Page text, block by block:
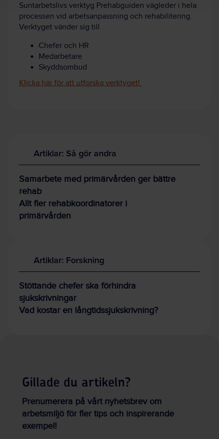
Suntarbetslivs verktyg Prehabguiden vägleder i hela
processen vid arbetsanpassning och rehabilitering.
Verktyget vänder sig till
Chefer och HR
Medarbetare
Skyddsombud
Klicka här för att utforska verktyget!
Artiklar: Så gör andra
Samarbete med primärvården ger bättre
rehab
Allt fler rehabkoordinatorer i
primärvården
Artiklar: Forskning
Stöttande chefer ska förhindra
sjukskrivningar
Vad kostar en långtidssjukskrivning?
Gillade du artikeln?
Prenumerera på vårt nyhetsbrev om
arbetsmiljö för fler tips och inspirerande
exempel!